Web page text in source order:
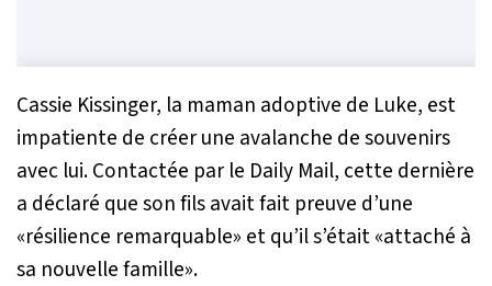
Cassie Kissinger, la maman adoptive de Luke, est
impatiente de créer une avalanche de souvenirs
avec lui. Contactée par le Daily Mail, cette dernière
a déclaré que son fils avait fait preuve d’une
«résilience remarquable» et qu’il s’était «attaché à
sa nouvelle famille».